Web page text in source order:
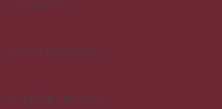
と、なるだろう。
こそーっと帰るんだけど。
で、今日は早く帰れたのに